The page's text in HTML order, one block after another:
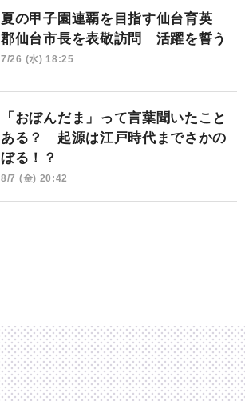
夏の甲子園連覇を目指す仙台育英
郡仙台市長を表敬訪問 活躍を誓う
7/26 (水) 18:25
「おぼんだま」って言葉聞いたこと
ある？ 起源は江戸時代までさかの
ぼる！？
8/7 (金) 20:42